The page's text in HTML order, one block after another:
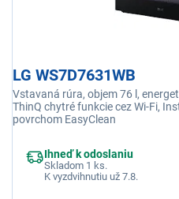
LG WS7D7631WB
Vstavaná rúra, objem 76 l,
ThinQ chytré funkcie cez Wi-Fi,
povrchom EasyClean
Ihneď k odoslaniu
Skladom 1 ks.
K vyzdvihnutiu už 7.8.